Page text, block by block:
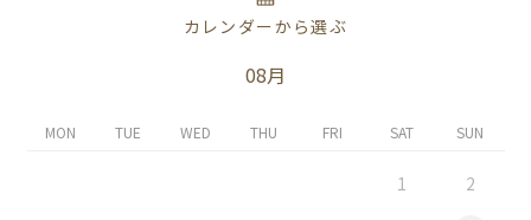
カレンダーから選ぶ
08月
MON TUE WED THU FRI SAT SUN
1 2